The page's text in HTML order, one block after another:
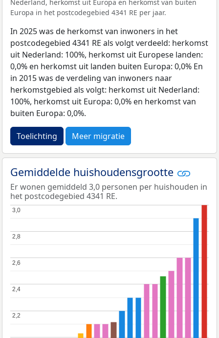
Nederland, herkomst uit Europa en herkomst van buiten
Europa in het postcodegebied 4341 RE per jaar.
In 2025 was de herkomst van inwoners in het
postcodegebied 4341 RE als volgt verdeeld: herkomst
uit Nederland: 100%, herkomst uit Europese landen:
0,0% en herkomst uit landen buiten Europa: 0,0% En
in 2015 was de verdeling van inwoners naar
herkomstgebied als volgt: herkomst uit Nederland:
100%, herkomst uit Europa: 0,0% en herkomst van
buiten Europa: 0,0%.
Toelichting Meer migratie
Gemiddelde huishoudensgrootte
Er wonen gemiddeld 3,0 personen per huishouden in
het postcodegebied 4341 RE.
2,2
2,2
2,4
2,4
2,6
2,6
2,8
2,8
3,0
3,0